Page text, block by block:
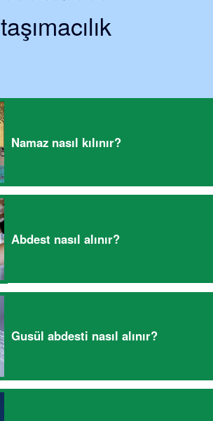
taşımacılık
Namaz nasıl kılınır?
Abdest nasıl alınır?
Gusül abdesti nasıl alınır?